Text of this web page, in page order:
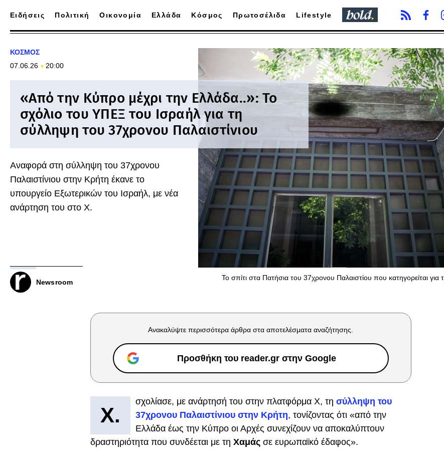
Ειδήσεις Πολιτική Οικονομία Ελλάδα Κόσμος Πρωτοσέλιδα Lifestyle
ΚΟΣΜΟΣ
07.06.26
20:00
«Από την Κύπρο μέχρι την Ελλάδα..»: Το
σχόλιο του ΥΠΕΞ του Ισραήλ για τη
σύλληψη του 37χρονου Παλαιστίνιου
Αναφορά στη σύλληψη του 37χρονου
Παλαιστίνιου στην Κρήτη έκανε το
υπουργείο Εξωτερικών του Ισραήλ, με νέα
ανάρτηση του στο X.
Newsroom
Το σπίτι στα Πατήσια του 37χρονου Παλαιστίου που κατηγορείται για
Ανακαλύψτε περισσότερα άρθρα στα αποτελέσματα αναζήτησης.
Προσθήκη του reader.gr στην Google
X.
σχολίασε, με ανάρτησή του στην πλατφόρμα Χ, τη σύλληψη του
37χρονου Παλαιστίνιου στην Κρήτη, τονίζοντας ότι «από την
Ελλάδα έως την Κύπρο οι Αρχές συνεχίζουν να αποκαλύπτουν
δραστηριότητα που συνδέεται με τη Χαμάς σε ευρωπαϊκό έδαφος».